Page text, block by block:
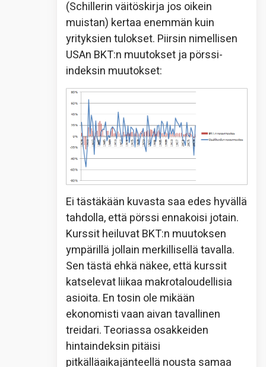
(Schillerin väitöskirja jos oikein
muistan) kertaa enemmän kuin
yrityksien tulokset. Piirsin nimellisen
USAn BKT:n muutokset ja pörssi-
indeksin muutokset:
Ei tästäkään kuvasta saa edes hyvällä
tahdolla, että pörssi ennakoisi jotain.
Kurssit heiluvat BKT:n muutoksen
ympärillä jollain merkillisellä tavalla.
Sen tästä ehkä näkee, että kurssit
katselevat liikaa makrotaloudellisia
asioita. En tosin ole mikään
ekonomisti vaan aivan tavallinen
treidari. Teoriassa osakkeiden
hintaindeksin pitäisi
pitkälläaikajänteellä nousta samaa